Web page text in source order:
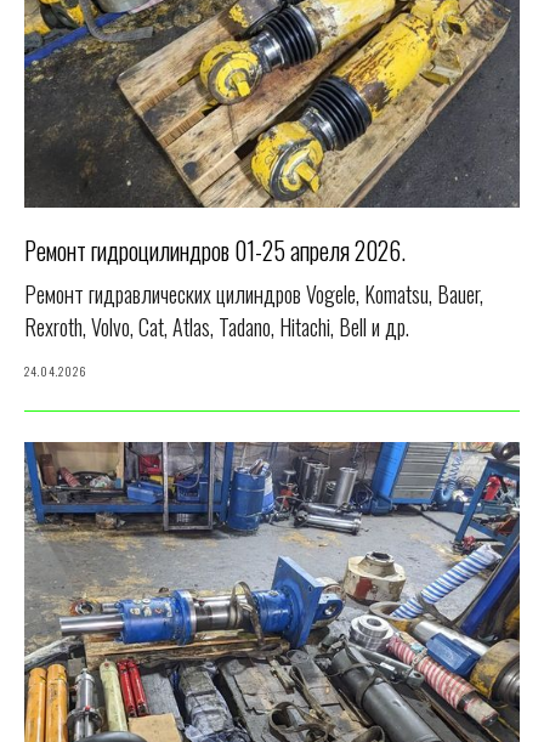
Ремонт гидроцилиндров 01-25 апреля 2026.
Ремонт гидравлических цилиндров Vogele, Komatsu, Bauer,
Rexroth, Volvo, Cat, Atlas, Tadano, Hitachi, Bell и др.
24.04.2026